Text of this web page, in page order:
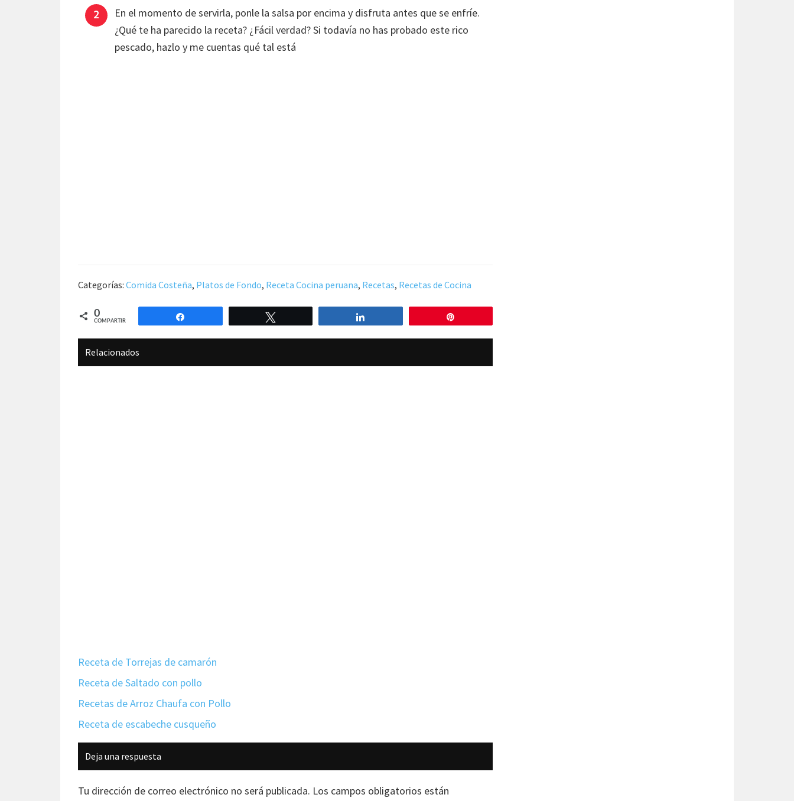
En el momento de servirla, ponle la salsa por encima y disfruta antes que se enfríe.
¿Qué te ha parecido la receta? ¿Fácil verdad? Si todavía no has probado este rico
pescado, hazlo y me cuentas qué tal está
Categorías: Comida Costeña, Platos de Fondo, Receta Cocina peruana, Recetas, Recetas de Cocina
0
COMPARTIR
Relacionados
Receta de Torrejas de camarón
Receta de Saltado con pollo
Recetas de Arroz Chaufa con Pollo
Receta de escabeche cusqueño
Interacciones
con
los
Deja una respuesta
Tu dirección de correo electrónico no será publicada. Los campos obligatorios están